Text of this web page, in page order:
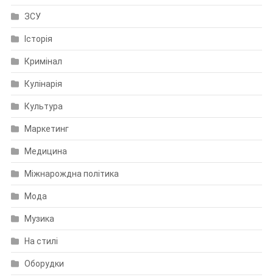
ЗСУ
Історія
Кримінал
Кулінарія
Культура
Маркетинг
Медицина
Міжнарождна політика
Мода
Музика
На стилі
Оборудки